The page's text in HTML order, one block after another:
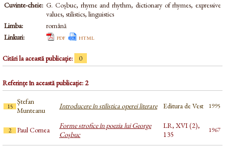
Cuvinte-cheie: G. Coșbuc, rhyme and rhythm, dictionary of rhymes, expressive
values, stilistics, linguistics
Limba:
română
Linkuri:
pdf html
Citări la această publicație: 0
Referințe în această publicație: 2
15
Ștefan
Munteanu
Introducere în stilistica operei literare Editura de Vest 1995
2 Paul Cornea
Forme strofice în poezia lui George
Coșbuc
LR, XVI (2),
135
1967